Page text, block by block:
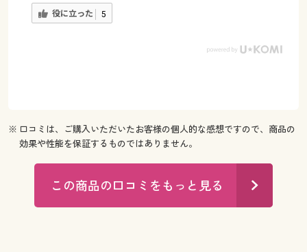
役に立った 5
※ 口コミは、ご購入いただいたお客様の個人的な感想ですので、商品の
効果や性能を保証するものではありません。
この商品の口コミをもっと見る